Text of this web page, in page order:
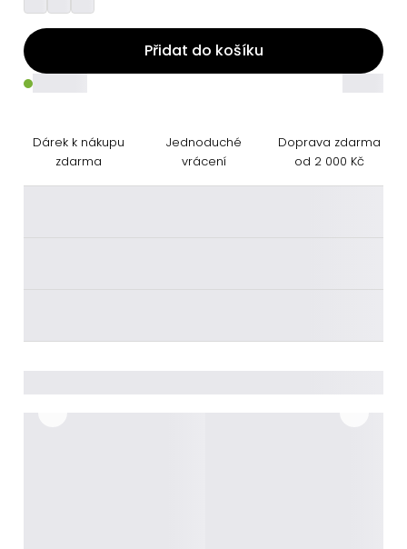
Přidat do košíku
Dárek k nákupu
zdarma
Jednoduché
vrácení
Doprava zdarma
od 2 000 Kč